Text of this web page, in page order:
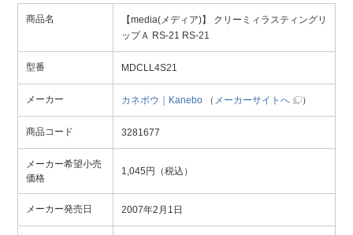
商品名
【media(メディア)】 クリーミィラスティングリ
ップＡ RS-21 RS-21
型番 MDCLL4S21
メーカー カネボウ｜Kanebo （ メーカーサイトへ ）
商品コード 3281677
メーカー希望小売
価格
1,045円（税込）
メーカー発売日 2007年2月1日